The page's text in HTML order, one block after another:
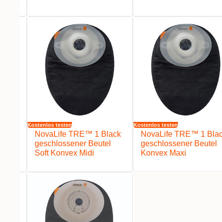
Kostenlos testen
NovaLife TRE™ 1 Black
geschlossener Beutel
Soft Konvex Midi
Kostenlos testen
NovaLife TRE™ 1
geschlossener Beutel
Konvex Maxi